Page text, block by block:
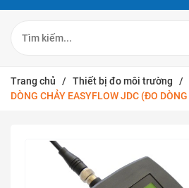
Trang chủ / Thiết bị đo môi trường /
DÒNG CHẢY EASYFLOW JDC (ĐO